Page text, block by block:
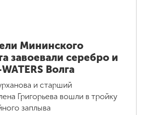
Мининского
завоевали серебро и
Волга
и старший
Григорьева вошли в тройку
заплыва